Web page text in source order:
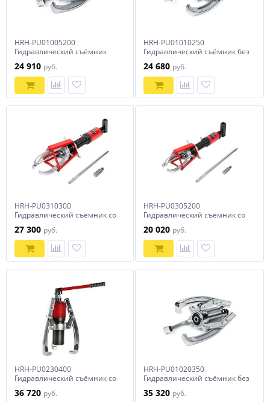
HRH-PU01005200
Гидравлический съёмник
200 мм
24 910 руб.
HRH-PU01010250
Гидравлический съёмник без
мм
24 680 руб.
HRH-PU0310300
Гидравлический съёмник со
самоцентрующийся, 10 т, 20-
300 мм
27 300 руб.
HRH-PU0305200
Гидравлический съёмник со
самоцентрующийся, 5 т, 20-
200 мм
20 020 руб.
HRH-PU0230400
Гидравлический съёмник со
150-400 мм
36 720 руб.
HRH-PU01020350
Гидравлический съёмник без
мм
35 320 руб.